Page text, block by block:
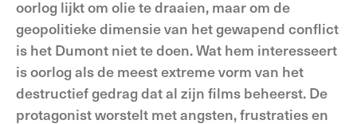
oorlog lijkt om olie te draaien, maar om de
geopolitieke dimensie van het gewapend conflict
is het Dumont niet te doen. Wat hem interesseert
is oorlog als de meest extreme vorm van het
destructief gedrag dat al zijn films beheerst. De
protagonist worstelt met angsten, frustraties en